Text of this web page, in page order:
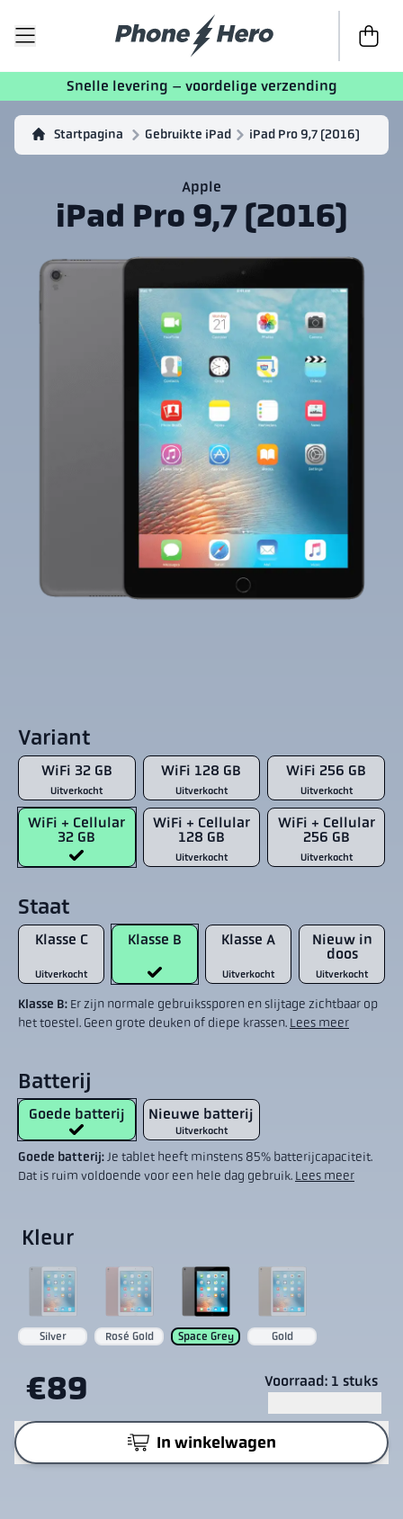
Naar
Snelle levering – voordelige verzending
Startpagina Gebruikte iPad iPad Pro 9,7 (2016)
Apple
iPad Pro 9,7 (2016)
Variant
WiFi 32 GB
Uitverkocht
WiFi 128 GB
Uitverkocht
WiFi 256 GB
Uitverkocht
WiFi + Cellular
32 GB
WiFi + Cellular
128 GB
Uitverkocht
WiFi + Cellular
256 GB
Uitverkocht
Staat
Klasse C
Uitverkocht
Klasse B Klasse A
Uitverkocht
Nieuw in
doos
Uitverkocht
Klasse B: Er zijn normale gebruikssporen en slijtage zichtbaar op
het toestel. Geen grote deuken of diepe krassen. Lees meer
Batterij
Goede batterij Nieuwe batterij
Uitverkocht
Goede batterij: Je tablet heeft minstens 85% batterijcapaciteit.
Dat is ruim voldoende voor een hele dag gebruik. Lees meer
Kleur
Silver Rosé Gold Space Grey Gold
€89 Voorraad: 1 stuks
In winkelwagen